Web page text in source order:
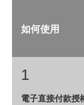
證券按倉比率查詢
客戶同意書 - 香
如何使用
1
電子直接付款授